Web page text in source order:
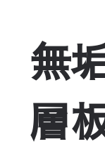
無
層